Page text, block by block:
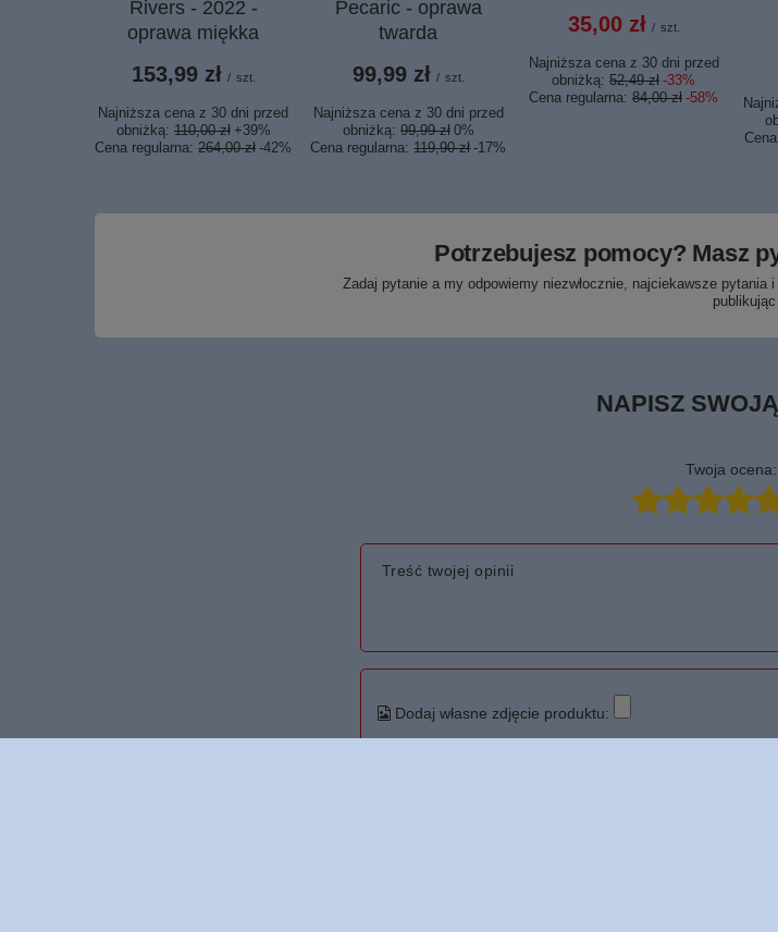
Rivers - 2022 -
oprawa miękka
153,99 zł / szt.
Najniższa cena z 30 dni przed
obniżką: 110,00 zł +39%
Cena regularna:264,00 zł -42%
Pecaric - oprawa
twarda
99,99 zł / szt.
Najniższa cena z 30 dni przed
obniżką: 99,99 zł 0%
Cena regularna:119,90 zł -17%
35,00 zł / szt.
Najniższa cena z 30 dni przed
obniżką:52,49 zł -33%
Cena regularna:84,00 zł -58%
Potrzebujesz pomocy? Masz
Zadaj pytanie a my odpowiemy niezwłocznie, najciekawsze pytania i
NAPISZ
Twoja ocena:
Treść twojej opinii
Dodaj własne zdjęcie produktu: